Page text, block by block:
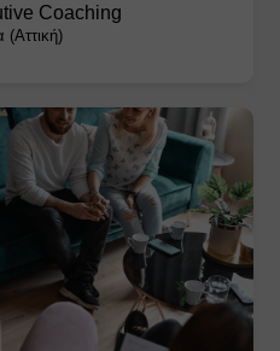
Coaching
(Αττική)